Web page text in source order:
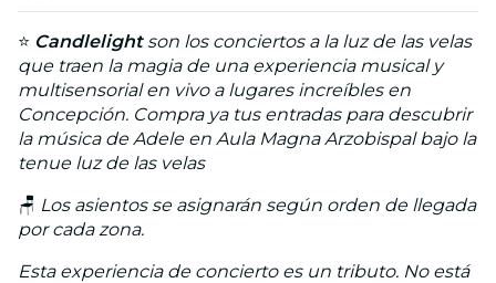
⭐ Candlelightson los conciertos a la luz de las velas
que traen la magia de una experiencia musical y
multisensorial en vivo a lugares increíbles en
Concepción. Compra ya tus entradas para descubrir
la música de Adele en Aula Magna Arzobispal bajo la
tenue luz de las velas
🪑 Los asientos se asignarán según orden de llegada
por cada zona.
Esta experiencia de concierto es un tributo. No está